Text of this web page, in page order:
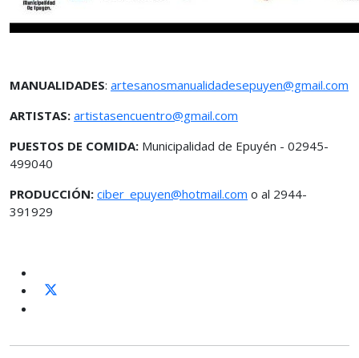
MANUALIDADES: artesanosmanualidadesepuyen@gmail.com
ARTISTAS: artistasencuentro@gmail.com
PUESTOS DE COMIDA: Municipalidad de Epuyén - 02945-
499040
PRODUCCIÓN: ciber_epuyen@hotmail.com o al 2944-
391929